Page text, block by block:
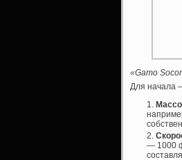
«Gamo
Для начала –
— 1000